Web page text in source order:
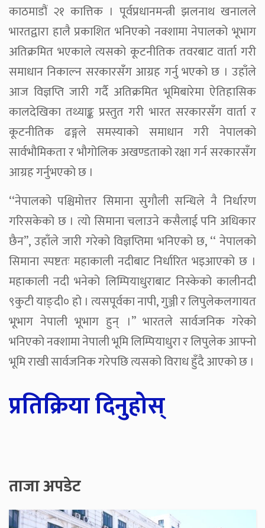
काठमाडौं २१ कात्तिक । पूर्वप्रधानमन्त्री झलनाथ खनालले
भारतद्वारा हालै प्रकाशित भनिएको नक्शामा नेपालको भूभाग
अतिक्रमित भएकाले त्यसको कूटनीतिक तवरबाट वार्ता गरी
समाधान निकाल्न सरकारसंँग आग्रह गर्नु भएको छ । उहाँले
आज विज्ञप्ति जारी गर्दै अतिक्रमित भूमिबारेमा ऐतिहासिक
कालदेखिका तथ्याङ्क प्रस्तुत गरी भारत सरकारसंँग वार्ता र
कूटनीतिक ढङ्गले समस्याको समाधान गरी नेपालको
सार्वभौमिकता र भौगोलिक अखण्डताको रक्षा गर्न सरकारसँग
आग्रह गर्नुभएको छ ।
‘‘नेपालको पश्चिमोत्तर सिमाना सुगौली सन्धिले नै निर्धारण
गरिसकेको छ । त्यो सिमाना चलाउने कसैलाई पनि अधिकार
छैन’’, उहाँले जारी गरेको विज्ञप्तिमा भनिएको छ, ‘‘ नेपालको
सिमाना स्पष्टतः महाकाली नदीबाट निर्धारित भइआएको छ ।
महाकाली नदी भनेको लिम्पियाधुराबाट निस्केको कालीनदी
९कुटी याङ्दी० हो । त्यसपूर्वका नापी, गुञ्जी र लिपुलेकलगायत
भूभाग नेपाली भूभाग हुन् ।’’ भारतले सार्वजनिक गरेको
भनिएको नक्शामा नेपाली भूमि लिम्पियाधुरा र लिपुलेक आफ्नो
भूमि राखी सार्वजनिक गरेपछि त्यसको विराध हुँदै आएको छ ।
प्रतिक्रिया दिनुहोस्
ताजा अपडेट